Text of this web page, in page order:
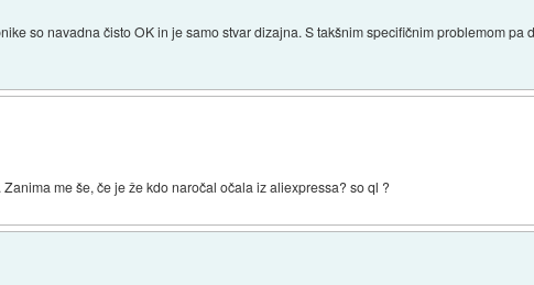
so navadna čisto OK in je samo stvar dizajna. S takšnim specifičnim problemom pa
me še, če je že kdo naročal očala iz aliexpressa? so ql ?